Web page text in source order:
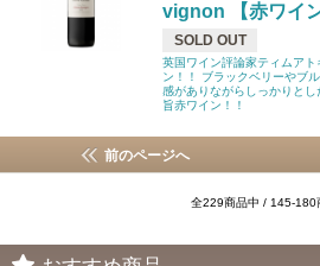
vignon 【赤ワイン
SOLD OUT
英国ワイン評論家ティムア
ン！！ ブラックベリーやブ
感がありながらしっかりと
旨赤ワイン！！
前のページへ
全229商品中 / 145-180